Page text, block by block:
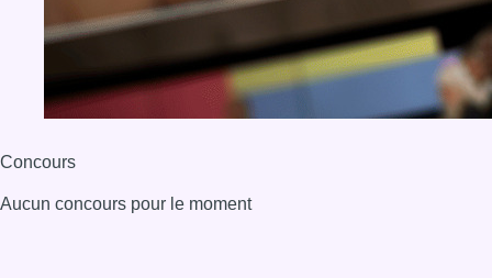
Concours
Aucun concours pour le moment